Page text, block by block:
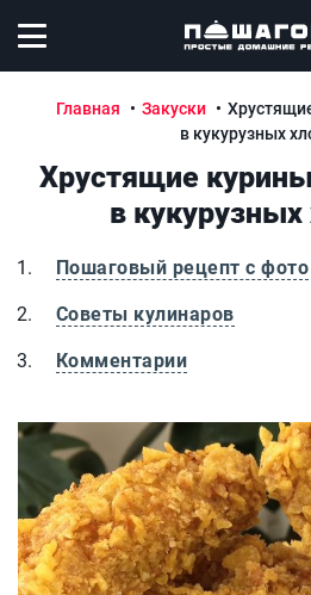
Открыть меню
Главная Закуски
в кукурузных
Хрустящие
в кукурузных
Пошаговый рецепт с фото
Советы кулинаров
Комментарии
Хрустящие куриные крылышки в